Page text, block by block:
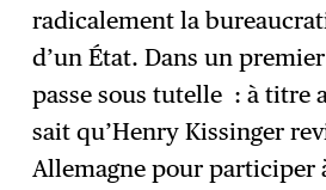
radicalement la
d’un État. Dans un
passe sous tutelle : à titre
sait qu’Henry Kissinger
Allemagne pour participer